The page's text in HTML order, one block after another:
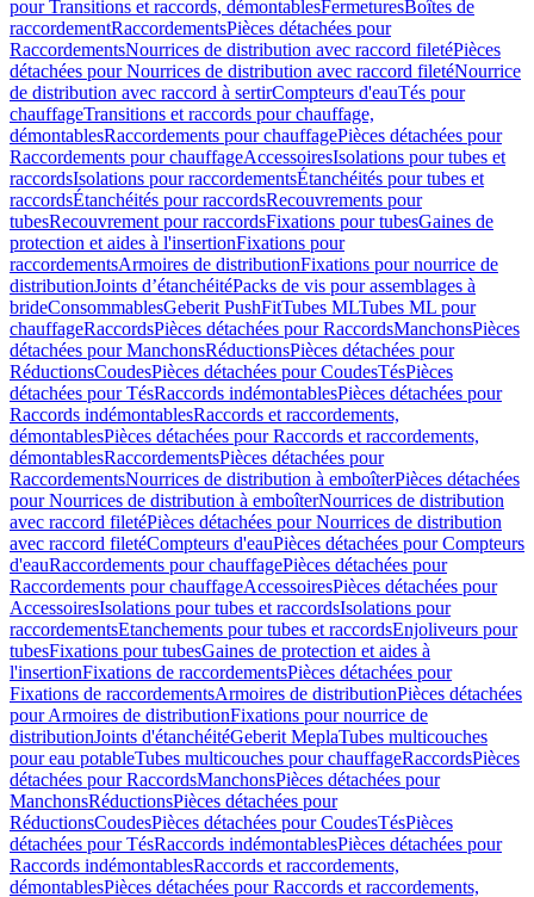
pour Transitions et raccords, démontablesFermeturesBoîtes de
raccordementRaccordementsPièces détachées pour
RaccordementsNourrices de distribution avec raccord filetéPièces
détachées pour Nourrices de distribution avec raccord filetéNourrice
de distribution avec raccord à sertirCompteurs d'eauTés pour
chauffageTransitions et raccords pour chauffage,
démontablesRaccordements pour chauffagePièces détachées pour
Raccordements pour chauffageAccessoiresIsolations pour tubes et
raccordsIsolations pour raccordementsÉtanchéités pour tubes et
raccordsÉtanchéités pour raccordsRecouvrements pour
tubesRecouvrement pour raccordsFixations pour tubesGaines de
protection et aides à l'insertionFixations pour
raccordementsArmoires de distributionFixations pour nourrice de
distributionJoints d’étanchéitéPacks de vis pour assemblages à
brideConsommablesGeberit PushFitTubes MLTubes ML pour
chauffageRaccordsPièces détachées pour RaccordsManchonsPièces
détachées pour ManchonsRéductionsPièces détachées pour
RéductionsCoudesPièces détachées pour CoudesTésPièces
détachées pour TésRaccords indémontablesPièces détachées pour
Raccords indémontablesRaccords et raccordements,
démontablesPièces détachées pour Raccords et raccordements,
démontablesRaccordementsPièces détachées pour
RaccordementsNourrices de distribution à emboîterPièces détachées
pour Nourrices de distribution à emboîterNourrices de distribution
avec raccord filetéPièces détachées pour Nourrices de distribution
avec raccord filetéCompteurs d'eauPièces détachées pour Compteurs
d'eauRaccordements pour chauffagePièces détachées pour
Raccordements pour chauffageAccessoiresPièces détachées pour
AccessoiresIsolations pour tubes et raccordsIsolations pour
raccordementsEtanchements pour tubes et raccordsEnjoliveurs pour
tubesFixations pour tubesGaines de protection et aides à
l'insertionFixations de raccordementsPièces détachées pour
Fixations de raccordementsArmoires de distributionPièces détachées
pour Armoires de distributionFixations pour nourrice de
distributionJoints d'étanchéitéGeberit MeplaTubes multicouches
pour eau potableTubes multicouches pour chauffageRaccordsPièces
détachées pour RaccordsManchonsPièces détachées pour
ManchonsRéductionsPièces détachées pour
RéductionsCoudesPièces détachées pour CoudesTésPièces
détachées pour TésRaccords indémontablesPièces détachées pour
Raccords indémontablesRaccords et raccordements,
démontablesPièces détachées pour Raccords et raccordements,